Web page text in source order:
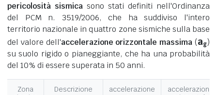
pericolosità sismica sono stati definiti nell'Ordinanza
del PCM n. 3519/2006, che ha suddiviso l'intero
territorio nazionale in quattro zone sismiche sulla base
del valore dell'accelerazione orizzontale massima (ag)
su suolo rigido o pianeggiante, che ha una probabilità
del 10% di essere superata in 50 anni.
Zona
Descrizione
accelerazione
accelerazione